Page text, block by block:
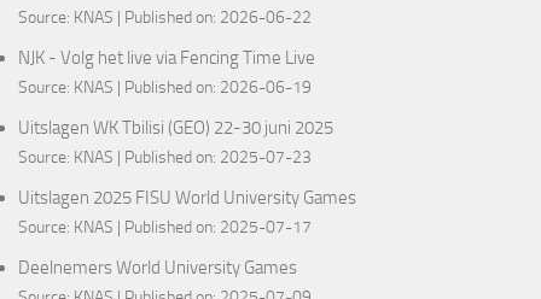
Source: KNAS Published on: 2026-06-22
NJK - Volg het live via Fencing Time Live
Source: KNAS Published on: 2026-06-19
Uitslagen WK Tbilisi (GEO) 22-30 juni 2025
Source: KNAS Published on: 2025-07-23
Uitslagen 2025 FISU World University Games
Source: KNAS Published on: 2025-07-17
Deelnemers World University Games